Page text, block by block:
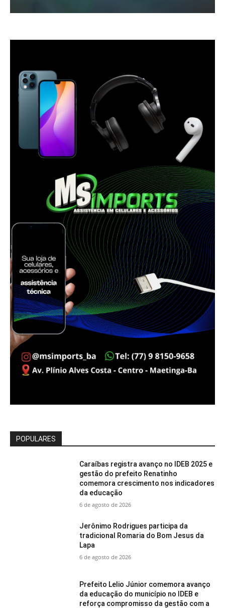
POPULARES
Caraíbas registra avanço no IDEB 2025 e
gestão do prefeito Renatinho
comemora crescimento nos indicadores
da educação
6 de agosto de 2026
Jerônimo Rodrigues participa da
tradicional Romaria do Bom Jesus da
Lapa
6 de agosto de 2026
Prefeito Lelio Júnior comemora avanço
da educação do município no IDEB e
reforça compromisso da gestão com a